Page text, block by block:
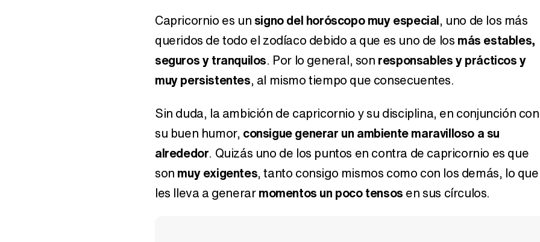
Capricornio es unsigno del horóscopo muy especial, uno de los más
queridos de todo el zodíaco debido a que es uno de los más estables,
seguros y tranquilos. Por lo general, son responsables y prácticos y
muy persistentes, al mismo tiempo que consecuentes.
Sin duda, la ambición de capricornio y su disciplina, en conjunción con
su buen humor, consigue generar un ambiente maravilloso a su
alrededor. Quizás uno de los puntos en contra de capricornio es que
son muy exigentes, tanto consigo mismos como con los demás, lo que
les lleva a generarmomentos un poco tensos en sus círculos.